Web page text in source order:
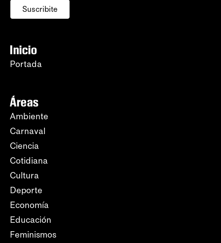
Suscribite
Inicio
Portada
Áreas
Ambiente
Carnaval
Ciencia
Cotidiana
Cultura
Deporte
Economía
Educación
Feminismos